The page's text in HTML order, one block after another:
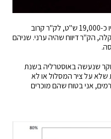
שני הטייסים היו מנוסים, לקברניט היו כ-19,000 ש"ט, לק"ר קרוב
קלה, הק"ר דיווח שהיה ערני. שניהם
שנעשה באוסטרליה בשנת
שלא על ציר המסלול או לא
אני בטוח שהם מוכרים